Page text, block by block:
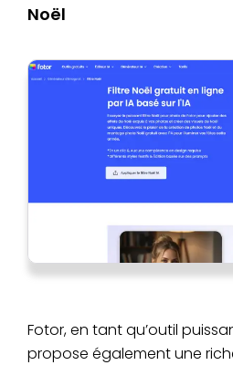
Noël
Fotor, en tant qu’outil
propose également une